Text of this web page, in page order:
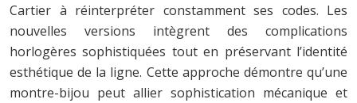
Cartier à réinterpréter constamment ses codes. Les
nouvelles versions intègrent des complications
horlogères sophistiquées tout en préservant l’identité
esthétique de la ligne. Cette approche démontre qu’une
montre-bijou peut allier sophistication mécanique et